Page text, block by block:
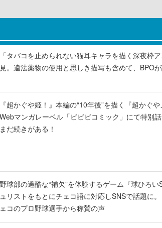
「タバコを止められない猫耳キャラを描く深夜枠
見。違法薬物の使用と思しき描写も含めて、BPO
『超かぐや姫！』本編の“10年後”を描く『超かぐ
Webマンガレーベル「ビビビコミック」にて特別
まだ続きがある！
野球部の過酷な“補欠”を体験するゲーム『球ひろ
ュリストをもとにチェコ語に対応しSNSで話題に
ェコのプロ野球選手から称賛の声